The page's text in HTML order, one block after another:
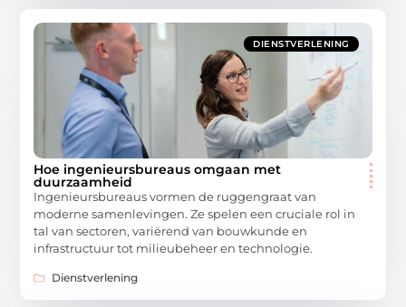
DIENSTVERLENING
Hoe ingenieursbureaus omgaan met
duurzaamheid
Ingenieursbureaus vormen de ruggengraat van
moderne samenlevingen. Ze spelen een cruciale rol in
tal van sectoren, variërend van bouwkunde en
infrastructuur tot milieubeheer en technologie.
Dienstverlening